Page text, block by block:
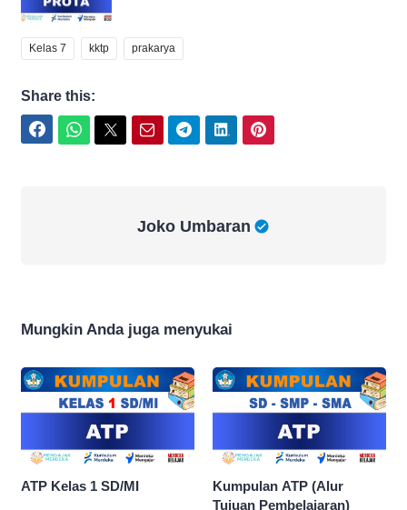
Kelas 7 kktp prakarya
Share this:
Joko Umbaran
Mungkin Anda juga menyukai
ATP Kelas 1 SD/MI
Kumpulan ATP (Alur
Tujuan Pembelajaran)